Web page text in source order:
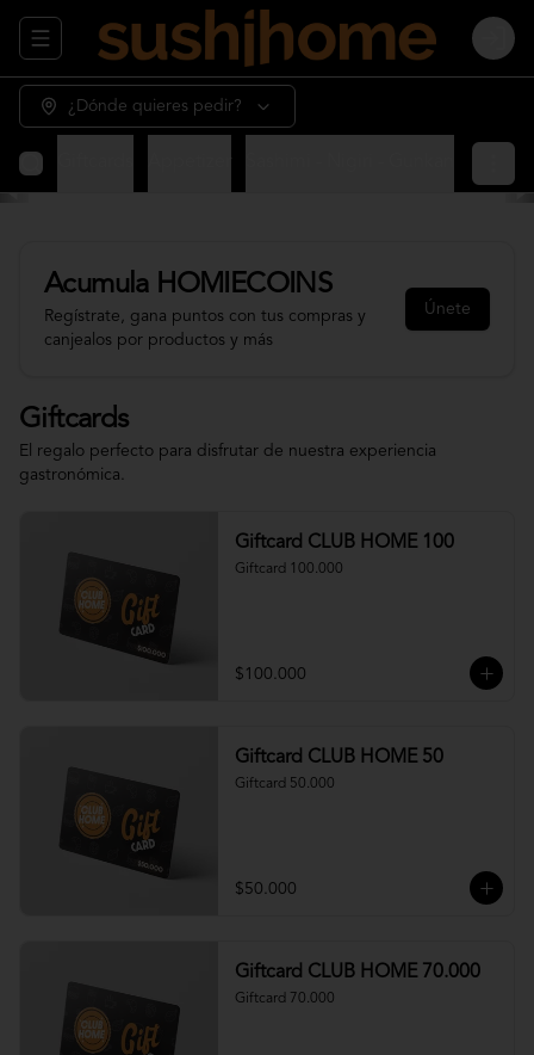
Abrir menu de navegación Login
¿Dónde quieres pedir?
Acumula HOMIECOINS
Regístrate, gana puntos con tus compras y
canjealos por productos y más
Únete
Giftcards
El regalo perfecto para disfrutar de nuestra experiencia
gastronómica.
Giftcard CLUB HOME 100
Giftcard 100.000
$100.000
Giftcard CLUB HOME 50
Giftcard 50.000
$50.000
Giftcard CLUB HOME 70.000
Giftcard 70.000